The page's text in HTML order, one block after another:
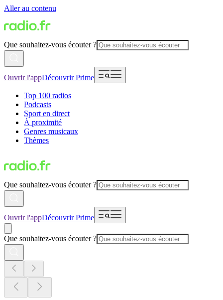
Aller au contenu
Que souhaitez-vous écouter ?
Ouvrir l'appDécouvrir Prime
Top 100 radios
Podcasts
Sport en direct
À proximité
Genres musicaux
Thèmes
Que souhaitez-vous écouter ?
Ouvrir l'appDécouvrir Prime
Que souhaitez-vous écouter ?